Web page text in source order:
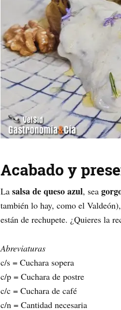
Acabado y
La salsa de queso azul, sea
también lo hay, como el
están de rechupete. ¿Quieres la
Abreviaturas
c/s = Cuchara sopera
c/p = Cuchara de postre
c/c = Cuchara de café
c/n = Cantidad necesaria